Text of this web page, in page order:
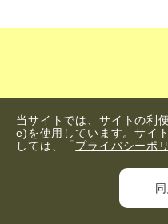
当サイトでは、サイトの利
e)を使用しています。サイ
しては、「 プライバシーポ